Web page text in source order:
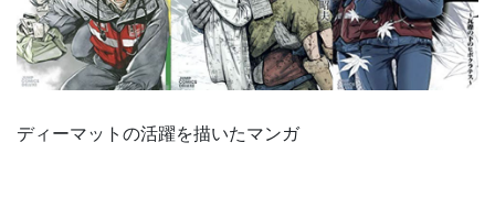
ディーマットの活躍を描いたマンガ